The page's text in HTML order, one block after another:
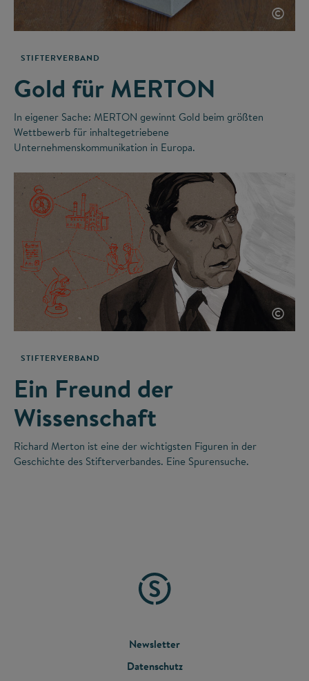
©
STIFTERVERBAND
Gold für MERTON
In eigener Sache: MERTON gewinnt Gold beim größten
Wettbewerb für inhaltegetriebene
Unternehmenskommunikation in Europa.
©
STIFTERVERBAND
Ein Freund der
Wissenschaft
Richard Merton ist eine der wichtigsten Figuren in der
Geschichte des Stifterverbandes. Eine Spurensuche.
FOOTER
MENU
Newsletter
Datenschutz